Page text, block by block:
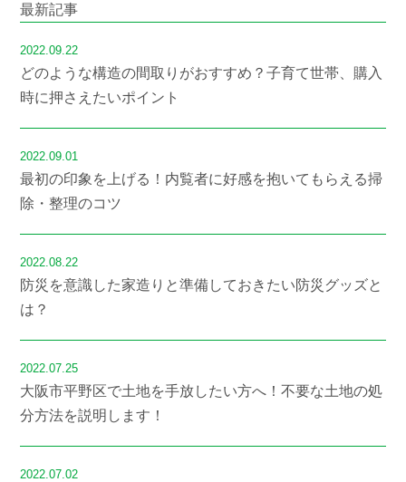
最新記事
2022.09.22
どのような構造の間取りがおすすめ？子育て世帯、購入
時に押さえたいポイント
2022.09.01
最初の印象を上げる！内覧者に好感を抱いてもらえる掃
除・整理のコツ
2022.08.22
防災を意識した家造りと準備しておきたい防災グッズと
は？
2022.07.25
大阪市平野区で土地を手放したい方へ！不要な土地の処
分方法を説明します！
2022.07.02